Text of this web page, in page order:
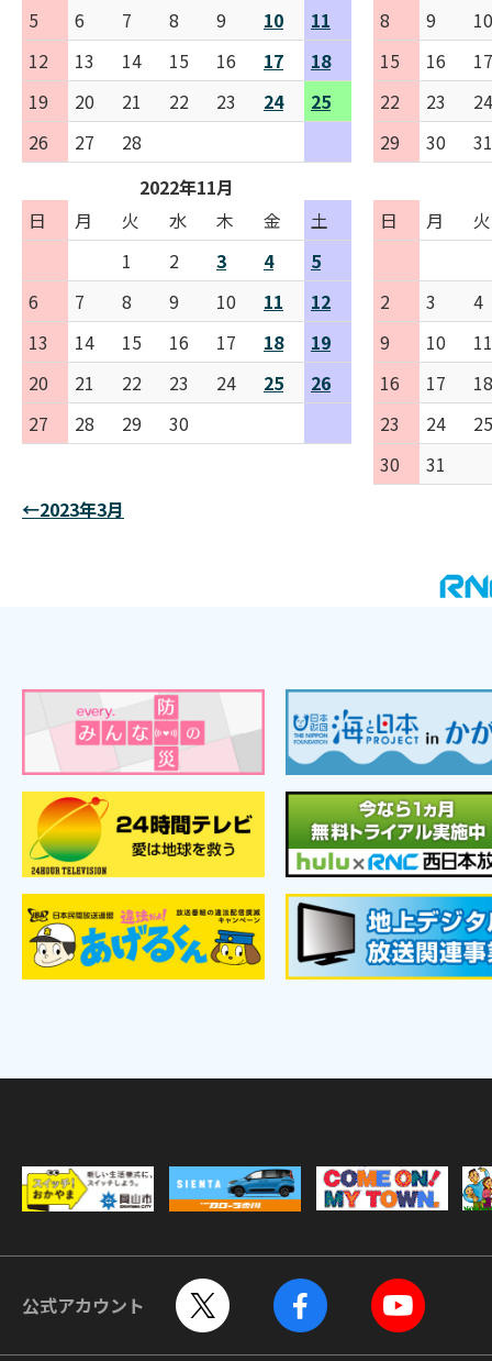
5 6 7 8 9 10
11
12
13 14 15 16 17
18
19
20 21 22 23 24
25
26
27 28
8 9
10
15
16
17
22
23
24
29
30
31
2022年11月
日
月 火 水 木 金
土
1
2 3 4
5
6
7 8 9 10 11
12
13
14 15 16 17 18
19
20
21 22 23 24 25
26
27
28 29 30
日
月 火
2 3
4
9
10
11
16
17
18
23
24
25
30
31
←2023年3月
公式アカウント